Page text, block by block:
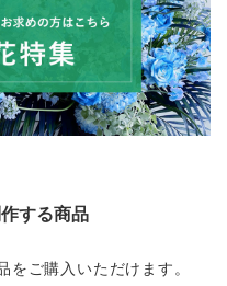
する商品
をご購入いただけます。